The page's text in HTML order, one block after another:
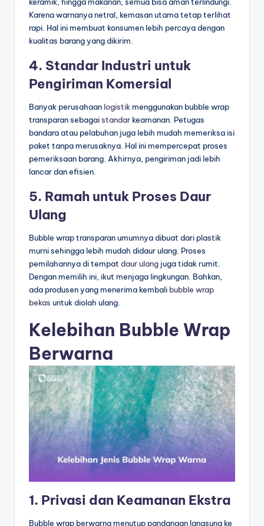
keramik, hingga makanan, semua bisa aman terlindungi.
Karena warnanya netral, kemasan utama tetap terlihat
rapi. Hal ini membuat konsumen lebih percaya dengan
kualitas barang yang dikirim.
4. Standar Industri untuk
Pengiriman Komersial
Banyak perusahaan logistikmenggunakan bubble wrap
transparan sebagaistandar keamanan. Petugas
bandara atau pelabuhan juga lebih mudah memeriksa isi
paket tanpa merusaknya. Hal ini mempercepat proses
pemeriksaan barang. Akhirnya, pengiriman jadi lebih
lancar dan efisien.
5. Ramah untuk Proses Daur
Ulang
Bubble wrap transparan umumnya dibuat dari plastik
murni sehingga lebih mudah didaur ulang. Proses
pemilahannya di tempat daur ulang juga tidak rumit.
Dengan memilih ini, ikut menjaga lingkungan. Bahkan,
ada produsen yang menerima kembali bubble wrap
bekas untuk diolah ulang.
Kelebihan Bubble Wrap
Berwarna
1. Privasi dan Keamanan Ekstra
Bubble wrap berwarna menutup pandangan langsung ke